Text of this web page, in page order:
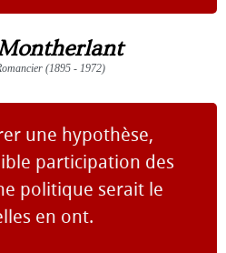
(1895 - 1972)
une hypothèse,
participation des
politique serait le
en ont.